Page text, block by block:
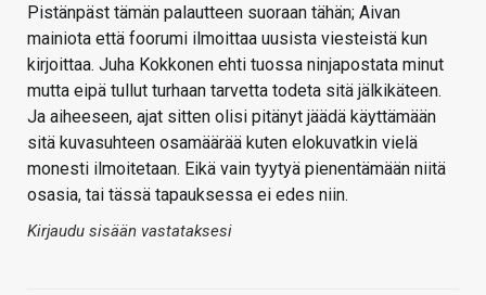
Pistänpäst tämän palautteen suoraan tähän; Aivan
mainiota että foorumi ilmoittaa uusista viesteistä kun
kirjoittaa. Juha Kokkonen ehti tuossa ninjapostata minut
mutta eipä tullut turhaan tarvetta todeta sitä jälkikäteen.
Ja aiheeseen, ajat sitten olisi pitänyt jäädä käyttämään
sitä kuvasuhteen osamäärää kuten elokuvatkin vielä
monesti ilmoitetaan. Eikä vain tyytyä pienentämään niitä
osasia, tai tässä tapauksessa ei edes niin.
Kirjaudu sisään vastataksesi